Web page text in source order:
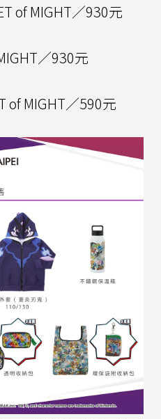
of MIGHT／930元
／930元
of MIGHT／590元